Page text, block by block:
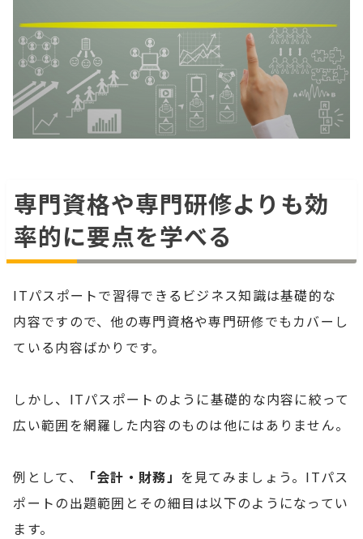
専門資格や専門研修よりも効
率的に要点を学べる
ITパスポートで習得できるビジネス知識は基礎的な
内容ですので、他の専門資格や専門研修でもカバーし
ている内容ばかりです。
しかし、ITパスポートのように基礎的な内容に絞って
広い範囲を網羅した内容のものは他にはありません。
例として、 「会計・財務」 を見てみましょう。ITパス
ポートの出題範囲とその細目は以下のようになってい
ます。